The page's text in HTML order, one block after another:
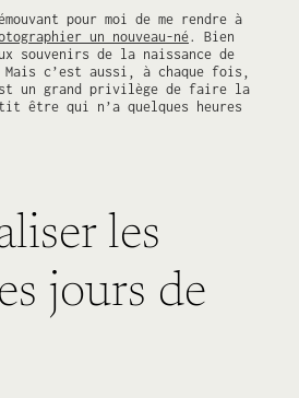
pour moi de me rendre à
un nouveau-né. Bien
souvenirs de la naissance de
c’est aussi, à chaque fois,
un grand privilège de faire la
être qui n’a quelques heures
les
jours de